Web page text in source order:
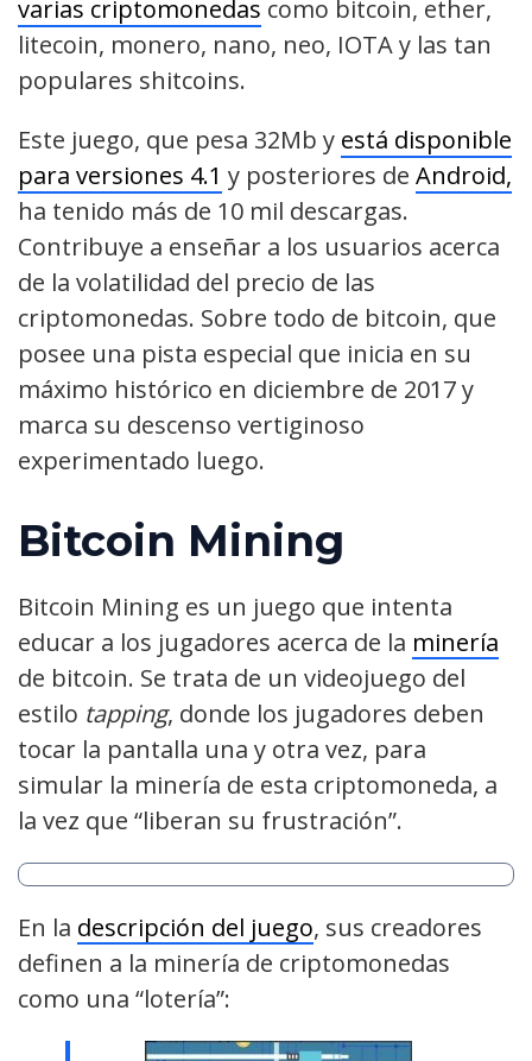
varias criptomonedas como bitcoin, ether,
litecoin, monero, nano, neo, IOTA y las tan
populares shitcoins.
Este juego, que pesa 32Mb y está disponible
para versiones 4.1 y posteriores de Android,
ha tenido más de 10 mil descargas.
Contribuye a enseñar a los usuarios acerca
de la volatilidad del precio de las
criptomonedas. Sobre todo de bitcoin, que
posee una pista especial que inicia en su
máximo histórico en diciembre de 2017 y
marca su descenso vertiginoso
experimentado luego.
Bitcoin Mining
Bitcoin Mining es un juego que intenta
educar a los jugadores acerca de la minería
de bitcoin. Se trata de un videojuego del
estilo tapping, donde los jugadores deben
tocar la pantalla una y otra vez, para
simular la minería de esta criptomoneda, a
la vez que “liberan su frustración”.
En la descripción del juego, sus creadores
definen a la minería de criptomonedas
como una “lotería”: